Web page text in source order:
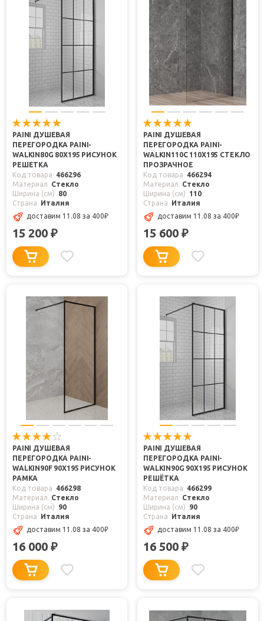
PAINI ДУШЕВАЯ
ПЕРЕГОРОДКА PAINI-
WALKIN80G 80X195 РИСУНОК
РЕШЕТКА
Код товара
466296
Материал
Стекло
Ширина (см)
80
Страна
Италия
доставим 11.08 за 400₽
15 200 ₽
PAINI ДУШЕВАЯ
ПЕРЕГОРОДКА PAINI-
WALKIN110C 110X195 СТЕКЛО
ПРОЗРАЧНОЕ
Код товара
466294
Материал
Стекло
Ширина (см)
110
Страна
Италия
доставим 11.08 за 400₽
15 600 ₽
PAINI ДУШЕВАЯ
ПЕРЕГОРОДКА PAINI-
WALKIN90F 90X195 РИСУНОК
РАМКА
Код товара
466298
Материал
Стекло
Ширина (см)
90
Страна
Италия
доставим 11.08 за 400₽
16 000 ₽
PAINI ДУШЕВАЯ
ПЕРЕГОРОДКА PAINI-
WALKIN90G 90X195 РИСУНОК
РЕШЁТКА
Код товара
466299
Материал
Стекло
Ширина (см)
90
Страна
Италия
доставим 11.08 за 400₽
16 500 ₽